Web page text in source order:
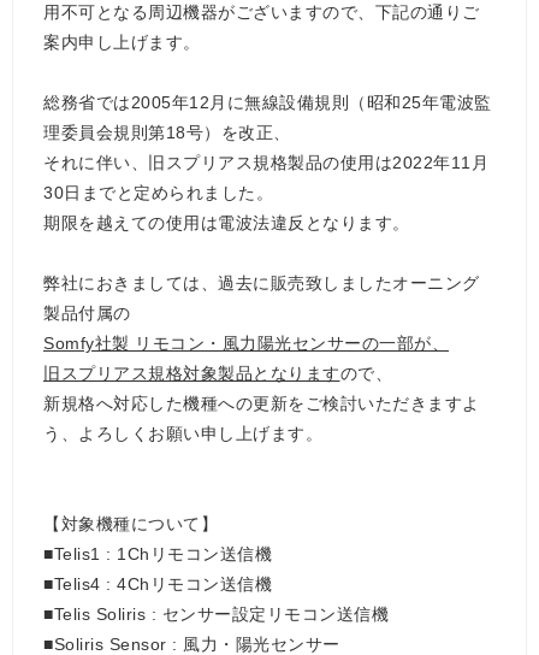
用不可となる周辺機器がございますので、下記の通りご
案内申し上げます。
総務省では2005年12月に無線設備規則（昭和25年電波監
理委員会規則第18号）を改正、
それに伴い、旧スプリアス規格製品の使用は2022年11月
30日までと定められました。
期限を越えての使用は電波法違反となります。
弊社におきましては、過去に販売致しましたオーニング
製品付属の
Somfy社製 リモコン・風力陽光センサーの一部が、
旧スプリアス規格対象製品となりますので、
新規格へ対応した機種への更新をご検討いただきますよ
う、よろしくお願い申し上げます。
【対象機種について】
■Telis1 : 1Chリモコン送信機
■Telis4 : 4Chリモコン送信機
■Telis Soliris : センサー設定リモコン送信機
■Soliris Sensor : 風力・陽光センサー